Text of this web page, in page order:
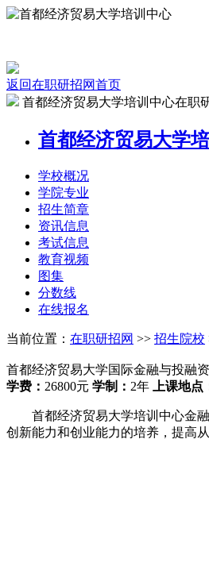
返回在职研招网首页
首都经济贸易大学培训中心在职
首都经济贸易大学
学校概况
学院专业
招生简章
资讯信息
考试信息
教育视频
图集
分数线
在线报名
当前位置： 在职研招网 >> 招生院校
首都经济贸易大学国际金融与投融
学费： 26800元 学制： 2年 上课地点
首都经济贸易大学培训中心金融
创新能力和创业能力的培养，提高